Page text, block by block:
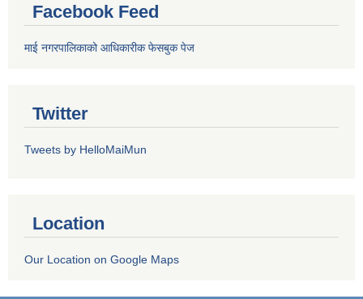
Facebook Feed
माई नगरपालिकाको आधिकारीक फेसबुक पेज
Twitter
Tweets by HelloMaiMun
Location
Our Location on Google Maps